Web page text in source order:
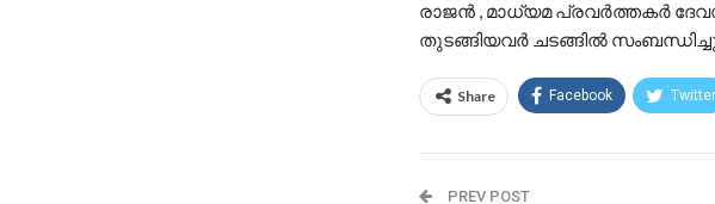
രാജൻ , മാധ്യമ പ്രവർത്തകർ
തുടങ്ങിയവർ ചടങ്ങിൽ
Share Facebook Twitter
PREV POST